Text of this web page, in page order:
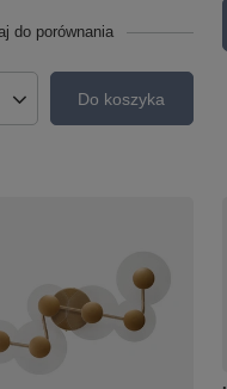
do porównania
produktówDo koszyka